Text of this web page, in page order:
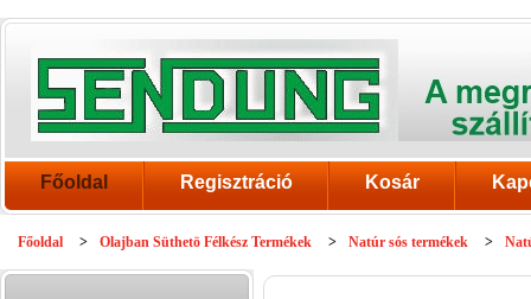
Főoldal Regisztráció Kosár
Főoldal > Olajban Süthetö Félkész Termékek > Natúr sós termékek >